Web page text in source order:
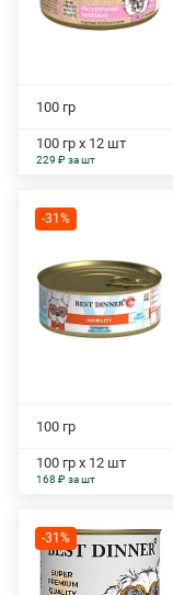
100 гр
100 гр х 12 шт
229 ₽ за шт
-31%
100 гр
100 гр х 12 шт
168 ₽ за шт
-31%